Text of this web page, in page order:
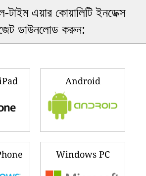
টাইম এয়ার কোয়ালিটি ইনডেক্স
ডাউনলোড করুন:
Android
Windows PC